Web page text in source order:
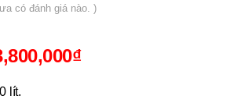
có đánh giá nào. )
₫
lít.